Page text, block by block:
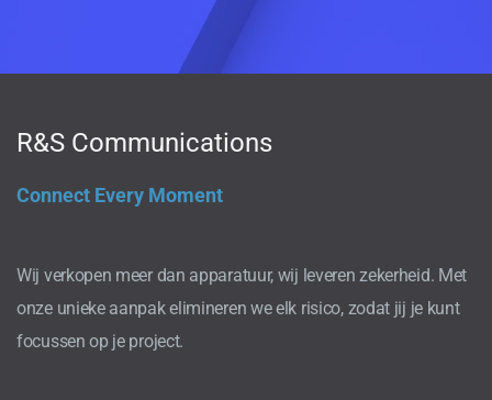
R&S Communications
Connect Every Moment
Wij verkopen meer dan apparatuur, wij leveren zekerheid. Met
onze unieke aanpak elimineren we elk risico, zodat jij je kunt
focussen op je project.